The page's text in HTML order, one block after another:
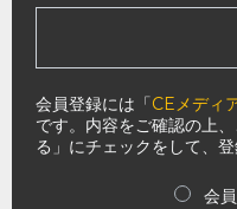
会員登録には「CEメディ
です。内容をご確認の上
る」にチェックをして、登
会